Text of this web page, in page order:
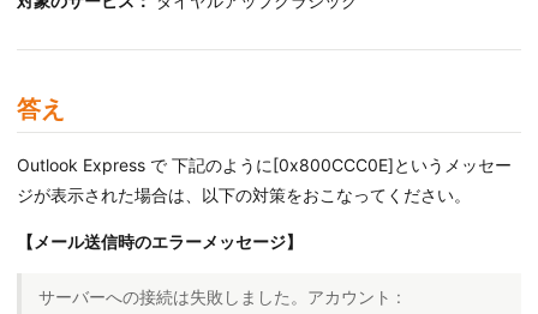
答え
Outlook Express で 下記のように[0x800CCC0E]というメッセー
ジが表示された場合は、以下の対策をおこなってください。
【メール送信時のエラーメッセージ】
サーバーへの接続は失敗しました。アカウント :